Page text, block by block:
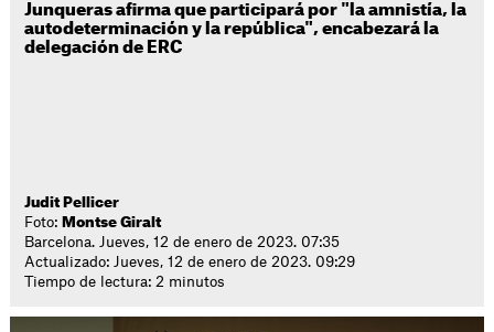
Junqueras afirma que participará por "la amnistía, la
autodeterminación y la república", encabezará la
delegación de ERC
Judit Pellicer
Foto: Montse Giralt
Barcelona. Jueves, 12 de enero de 2023. 07:35
Actualizado: Jueves, 12 de enero de 2023. 09:29
Tiempo de lectura: 2 minutos